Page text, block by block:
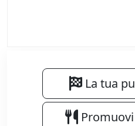
La tua